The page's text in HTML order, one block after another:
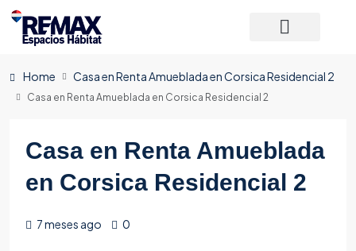
Home Casa en Renta Amueblada en Corsica Residencial 2
Casa en Renta Amueblada en Corsica Residencial 2
Casa en Renta Amueblada
en Corsica Residencial 2
7 meses ago 0